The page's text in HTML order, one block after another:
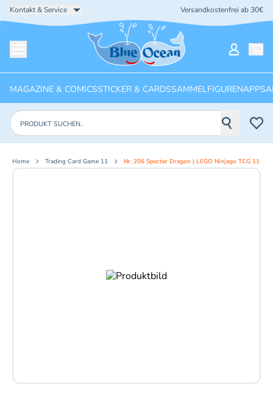
Kontakt & Service Versandkostenfrei ab 30€
Startseite
MAGAZINE & COMICSSTICKER & CARDSSAMMELFIGURENAPPS
Produkte suchen
Home Trading Card Game 11 Nr. 206 Specter Dragon | LEGO Ninjago TCG 11